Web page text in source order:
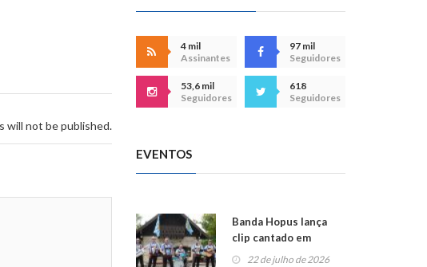
will not be published.
4 mil
Assinantes
97 mil
Seguidores
53,6 mil
Seguidores
618
Seguidores
EVENTOS
Banda Hopus lança
clip cantado em
alemão e inglês
22 de julho de 2026